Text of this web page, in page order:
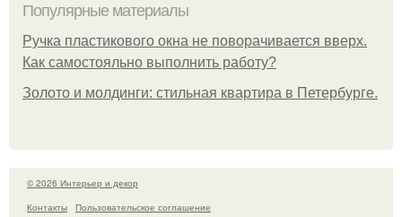
Популярные материалы
Ручка пластикового окна не поворачивается вверх.
Как самостояльно выполнить работу?
Золото и молдинги: стильная квартира в Петербурге.
© 2026 Интерьер и декор
Контакты
Пользовательское соглашение